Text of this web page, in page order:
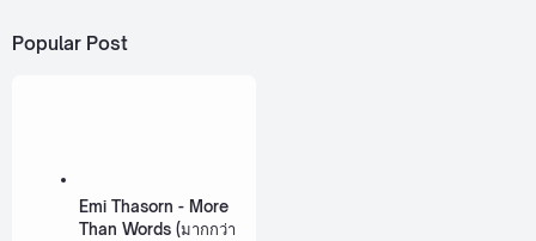
Popular Post
Emi Thasorn - More
Than Words (มากกว่า